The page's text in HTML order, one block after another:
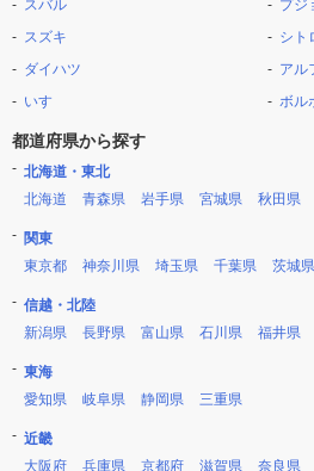
スバル
スズキ
ダイハツ
いすゞ
プジ
シト
ア
ボル
都道府県から探す
北海道・東北
北海道
青森県 岩手県 宮城県 秋田県
関東
東京都
神奈川県 埼玉県 千葉県 茨城県
信越・北陸
新潟県
長野県 富山県 石川県 福井県
東海
愛知県
岐阜県 静岡県 三重県
近畿
大阪府
兵庫県 京都府 滋賀県 奈良県